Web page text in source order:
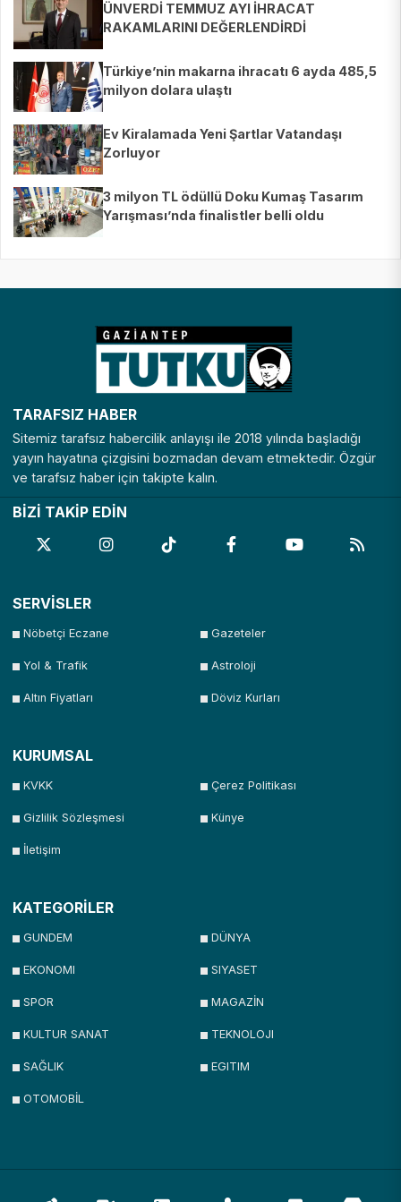
ÜNVERDİ TEMMUZ AYI İHRACAT
RAKAMLARINI DEĞERLENDİRDİ
Türkiye’nin makarna ihracatı 6 ayda 485,5
milyon dolara ulaştı
Ev Kiralamada Yeni Şartlar Vatandaşı
Zorluyor
3 milyon TL ödüllü Doku Kumaş Tasarım
Yarışması’nda finalistler belli oldu
TARAFSIZ HABER
Sitemiz tarafsız habercilik anlayışı ile 2018 yılında başladığı
yayın hayatına çizgisini bozmadan devam etmektedir. Özgür
ve tarafsız haber için takipte kalın.
BİZİ TAKİP EDİN
SERVİSLER
Nöbetçi Eczane Gazeteler
Yol & Trafik Astroloji
Altın Fiyatları Döviz Kurları
KURUMSAL
KVKK Çerez Politikası
Gizlilik Sözleşmesi Künye
İletişim
KATEGORİLER
GUNDEM DÜNYA
EKONOMI SIYASET
SPOR MAGAZİN
KULTUR SANAT TEKNOLOJI
SAĞLIK EGITIM
OTOMOBİL